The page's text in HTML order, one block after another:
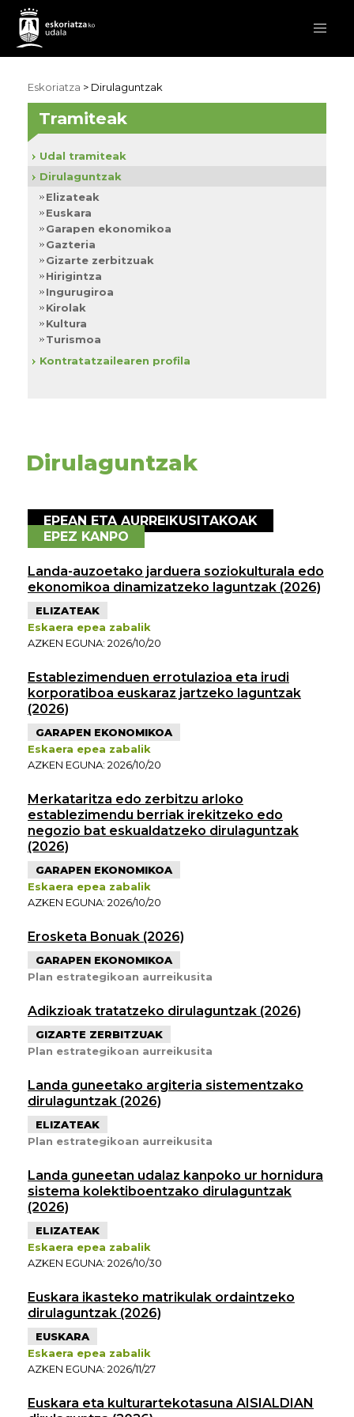
Eskoriatza > Dirulaguntzak
Dirulaguntzak
EPEAN ETA AURREIKUSITAKOAK
EPEZ KANPO
Landa-auzoetako jarduera soziokulturala edo
ekonomikoa dinamizatzeko laguntzak (2026)
ELIZATEAK
Eskaera epea zabalik
AZKEN EGUNA: 2026/10/20
Establezimenduen errotulazioa eta irudi
korporatiboa euskaraz jartzeko laguntzak
(2026)
GARAPEN EKONOMIKOA
Eskaera epea zabalik
AZKEN EGUNA: 2026/10/20
Merkataritza edo zerbitzu arloko
establezimendu berriak irekitzeko edo
negozio bat eskualdatzeko dirulaguntzak
(2026)
GARAPEN EKONOMIKOA
Eskaera epea zabalik
AZKEN EGUNA: 2026/10/20
Erosketa Bonuak (2026)
GARAPEN EKONOMIKOA
Plan estrategikoan aurreikusita
Adikzioak tratatzeko dirulaguntzak (2026)
GIZARTE ZERBITZUAK
Plan estrategikoan aurreikusita
Landa guneetako argiteria sistementzako
dirulaguntzak (2026)
ELIZATEAK
Plan estrategikoan aurreikusita
Landa guneetan udalaz kanpoko ur hornidura
sistema kolektiboentzako dirulaguntzak
(2026)
ELIZATEAK
Eskaera epea zabalik
AZKEN EGUNA: 2026/10/30
Euskara ikasteko matrikulak ordaintzeko
dirulaguntzak (2026)
EUSKARA
Eskaera epea zabalik
AZKEN EGUNA: 2026/11/27
Euskara eta kulturartekotasuna AISIALDIAN
Tramiteak
Udal tramiteak
Dirulaguntzak
Elizateak
Euskara
Garapen ekonomikoa
Gazteria
Gizarte zerbitzuak
Hirigintza
Ingurugiroa
Kirolak
Kultura
Turismoa
Kontratatzailearen profila